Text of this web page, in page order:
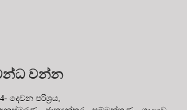
වන්න
දෙවන පරිශ්‍රය,